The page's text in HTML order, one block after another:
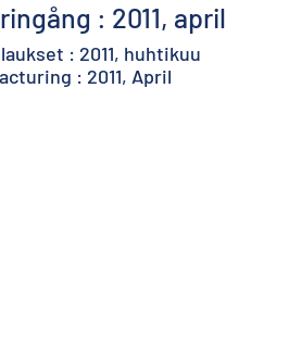
: 2011, april
: 2011, huhtikuu
: 2011, April